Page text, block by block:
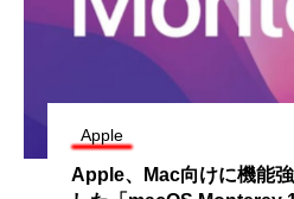
Apple
Apple、Mac向けに機能